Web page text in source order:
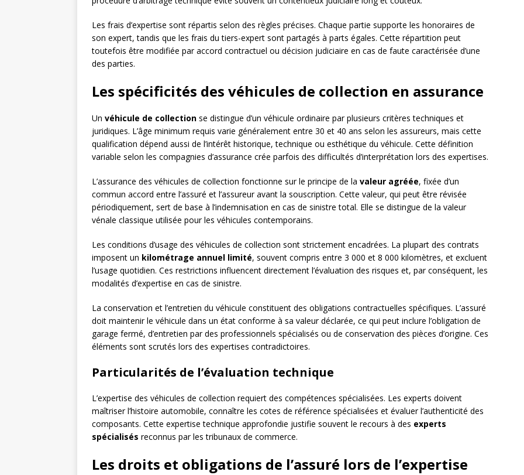
Les frais d’expertise sont répartis selon des règles précises. Chaque partie supporte les honoraires de
son expert, tandis que les frais du tiers-expert sont partagés à parts égales. Cette répartition peut
toutefois être modifiée par accord contractuel ou décision judiciaire en cas de faute caractérisée d’une
des parties.
Les spécificités des véhicules de collection en assurance
Un véhicule de collection se distingue d’un véhicule ordinaire par plusieurs critères techniques et
juridiques. L’âge minimum requis varie généralement entre 30 et 40 ans selon les assureurs, mais cette
qualification dépend aussi de l’intérêt historique, technique ou esthétique du véhicule. Cette définition
variable selon les compagnies d’assurance crée parfois des difficultés d’interprétation lors des expertises.
L’assurance des véhicules de collection fonctionne sur le principe de la valeur agréée, fixée d’un
commun accord entre l’assuré et l’assureur avant la souscription. Cette valeur, qui peut être révisée
périodiquement, sert de base à l’indemnisation en cas de sinistre total. Elle se distingue de la valeur
vénale classique utilisée pour les véhicules contemporains.
Les conditions d’usage des véhicules de collection sont strictement encadrées. La plupart des contrats
imposent un kilométrage annuel limité, souvent compris entre 3 000 et 8 000 kilomètres, et excluent
l’usage quotidien. Ces restrictions influencent directement l’évaluation des risques et, par conséquent, les
modalités d’expertise en cas de sinistre.
La conservation et l’entretien du véhicule constituent des obligations contractuelles spécifiques. L’assuré
doit maintenir le véhicule dans un état conforme à sa valeur déclarée, ce qui peut inclure l’obligation de
garage fermé, d’entretien par des professionnels spécialisés ou de conservation des pièces d’origine. Ces
éléments sont scrutés lors des expertises contradictoires.
Particularités de l’évaluation technique
L’expertise des véhicules de collection requiert des compétences spécialisées. Les experts doivent
maîtriser l’histoire automobile, connaître les cotes de référence spécialisées et évaluer l’authenticité des
composants. Cette expertise technique approfondie justifie souvent le recours à des experts
spécialisés reconnus par les tribunaux de commerce.
Les droits et obligations de l’assuré lors de l’expertise